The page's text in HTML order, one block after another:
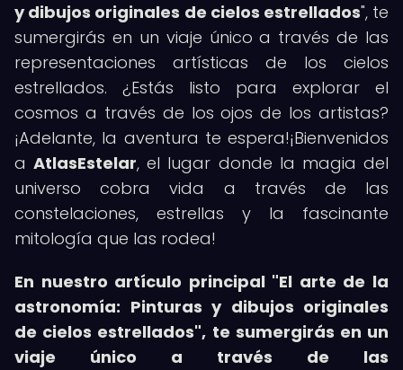
y dibujos originales de cielos estrellados", te
sumergirás en un viaje único a través de las
representaciones artísticas de los cielos
estrellados. ¿Estás listo para explorar el
cosmos a través de los ojos de los artistas?
¡Adelante, la aventura te espera!¡Bienvenidos
aAtlasEstelar, el lugar donde la magia del
universo cobra vida a través de las
constelaciones, estrellas y la fascinante
mitología que las rodea!
En nuestro artículo principal "El arte de la
astronomía: Pinturas y dibujos originales
de cielos estrellados", te sumergirás en un
viaje único a través de las